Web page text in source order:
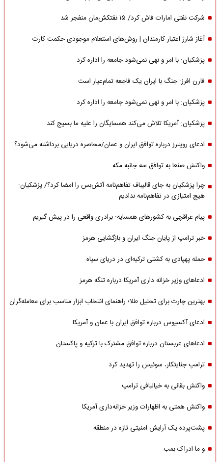
شرکت نفتی امارات فاش کرد/ ۱۵ نفتکش‌مان منفجر شد
آغاز شارژ اعتبار کارمندان | روش‌های استعلام موجودی حکمت کارت
پزشکیان: با امر و نهی نمی‌شود جامعه را اداره کرد
فارن افرز: جنگ با ایران یک فاجعه تمام‌عیار است
پزشکیان: با امر و نهی نمی‌شود جامعه را اداره کرد
پزشکیان: آمریکا تلاش می‌کند همسایگان را علیه ما بسیج کند
ادعای رویترز درباره توافق ایران و عمان/محاصره دریایی برداشته می‌شود؟
واکنش صنعا به توافق سه جانبه مکه
چرا پزشکیان به جای قالیباف تفاهم‌نامه آتش‌بس را امضا کرد؟/ پزشکیان:
هیچ امتیازی در تفاهم‌نامه ندادیم
پیام عراقچی به کشورهای همسایه: برادری واقعی را در پیش گیریم
خبر ترامپ از پایان جنگ ایران و بازگشایی هرمز
حمله پهپادی به کشتی ترکیه‌ای در دریای سیاه
ادعاهای وزیر خزانه داری آمریکا درباره تنگه هرمز
بهترین چارت برای تحلیل طلا؛ راهنمای انتخاب ابزار مناسب برای معامله‌گران
ادعای آکسیوس درباره توافق ایران با عمان و آمریکا
ادعاهای عربستان درباره توافق مشترک با ترکیه و پاکستان
ترامپ جنایتکار، سوئیس را تهدید کرد
واکنش بقائی به خیالبافی ترامپ
واکنش همتی به اظهارات وزیر خزانه‌داری آمریکا
پشت‌پرده یک آرایش امنیتی تازه در منطقه
و ما ادراک بمب